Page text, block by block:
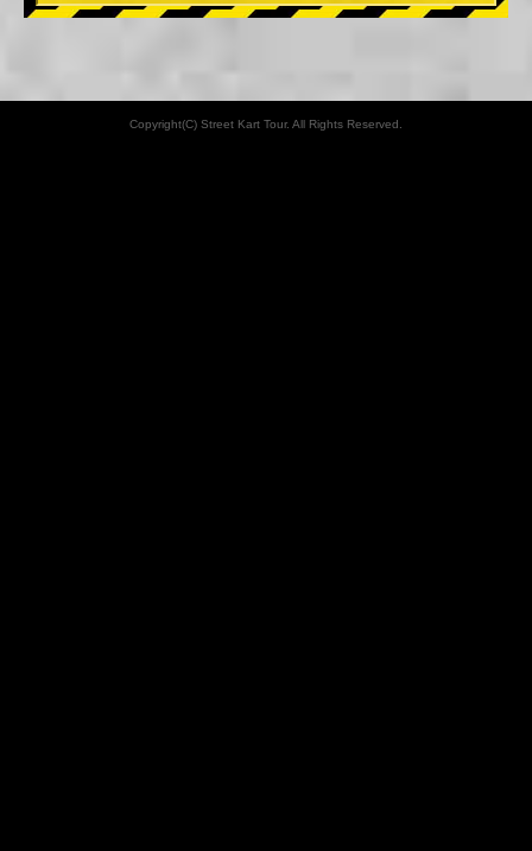
Copyright(C) Street Kart Tour. All Rights Reserved.